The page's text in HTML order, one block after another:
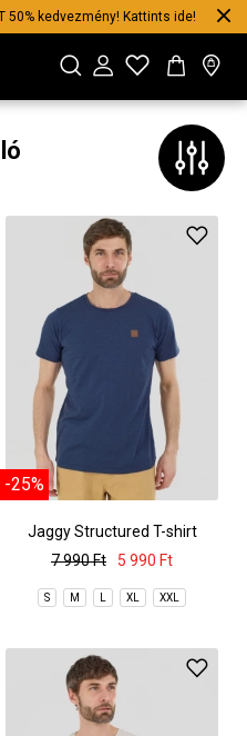
50% kedvezmény! Kattints ide!
-25%
Jaggy Structured T-shirt
7 990 Ft
5 990 Ft
S M L XL XXL